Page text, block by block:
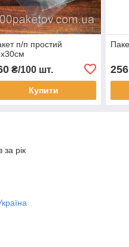
п/п простий
₴/100 шт.
Купити
256
за рік